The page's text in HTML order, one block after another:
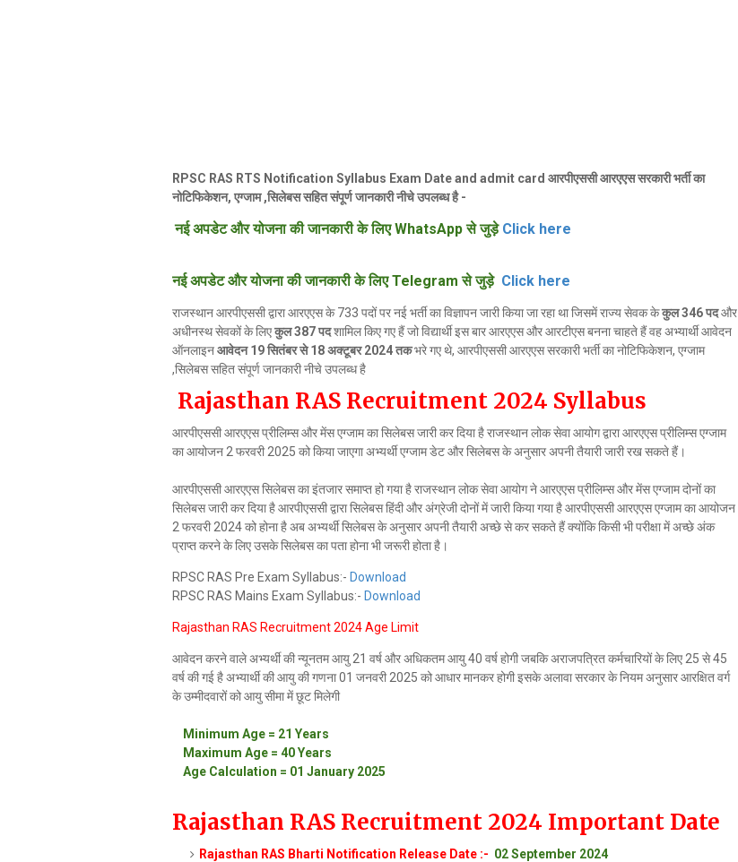
RPSC RAS RTS Notification Syllabus Exam Date and admit card आरपीएससी आरएएस सरकारी भर्ती का
नोटिफिकेशन, एग्जाम ,सिलेबस सहित संपूर्ण जानकारी नीचे उपलब्ध है -
नई अपडेट और योजना की जानकारी के लिए WhatsApp से जुड़ेClick here
नई अपडेट और योजना की जानकारी के लिए Telegram से जुड़ेClick here
राजस्थान आरपीएससी द्वारा आरएएस के 733 पदों पर नई भर्ती का विज्ञापन जारी किया जा रहा था जिसमें राज्य सेवक केकुल 346 पदऔर
अधीनस्थ सेवकों के लिएकुल 387 पदशामिल किए गए हैं जो विद्यार्थी इस बार आरएएस और आरटीएस बनना चाहते हैं वह अभ्यार्थी आवेदन
ऑनलाइनआवेदन 19 सितंबर से 18 अक्टूबर 2024 तकभरे गए थे, आरपीएससी आरएएस सरकारी भर्ती का नोटिफिकेशन, एग्जाम
,सिलेबस सहित संपूर्ण जानकारी नीचे उपलब्ध है
Rajasthan RAS Recruitment 2024 Syllabus
आरपीएससी आरएएस प्रीलिम्स और मेंस एग्जाम का सिलेबस जारी कर दिया है राजस्थान लोक सेवा आयोग द्वारा आरएएस प्रीलिम्स एग्जाम
का आयोजन 2 फरवरी 2025 को किया जाएगा अभ्यर्थी एग्जाम डेट और सिलेबस के अनुसार अपनी तैयारी जारी रख सकते हैं।
आरपीएससी आरएएस सिलेबस का इंतजार समाप्त हो गया है राजस्थान लोक सेवा आयोग ने आरएएस प्रीलिम्स और मेंस एग्जाम दोनों का
सिलेबस जारी कर दिया है आरपीएससी द्वारा सिलेबस हिंदी और अंग्रेजी दोनों में जारी किया गया है आरपीएससी आरएएस एग्जाम का आयोजन
2 फरवरी 2024 को होना है अब अभ्यर्थी सिलेबस के अनुसार अपनी तैयारी अच्छे से कर सकते हैं क्योंकि किसी भी परीक्षा में अच्छे अंक
प्राप्त करने के लिए उसके सिलेबस का पता होना भी जरूरी होता है।
RPSC RAS Pre Exam Syllabus:- Download
RPSC RAS Mains Exam Syllabus:- Download
Rajasthan RAS Recruitment 2024 Age Limit
आवेदन करने वाले अभ्यर्थी की न्यूनतम आयु 21 वर्ष और अधिकतम आयु 40 वर्ष होगी जबकि अराजपत्रित कर्मचारियों के लिए 25 से 45
वर्ष की गई है अभ्यार्थी की आयु की गणना 01 जनवरी 2025 को आधार मानकर होगी इसके अलावा सरकार के नियम अनुसार आरक्षित वर्ग
के उम्मीदवारों को आयु सीमा में छूट मिलेगी
Minimum Age = 21 Years
Maximum Age = 40 Years
Age Calculation = 01 January 2025
Rajasthan RAS Recruitment 2024 Important Date
Rajasthan RAS Bharti Notification Release Date :- 02 September 2024